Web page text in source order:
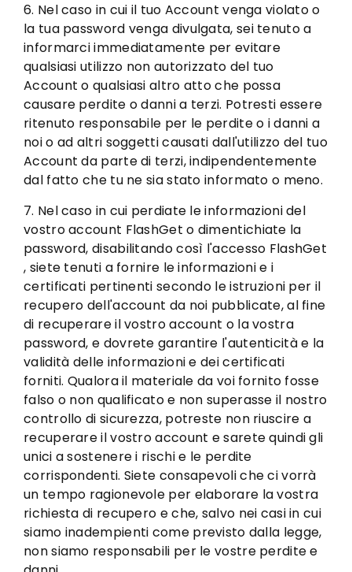
6. Nel caso in cui il tuo Account venga violato o
la tua password venga divulgata, sei tenuto a
informarci immediatamente per evitare
qualsiasi utilizzo non autorizzato del tuo
Account o qualsiasi altro atto che possa
causare perdite o danni a terzi. Potresti essere
ritenuto responsabile per le perdite o i danni a
noi o ad altri soggetti causati dall'utilizzo del tuo
Account da parte di terzi, indipendentemente
dal fatto che tu ne sia stato informato o meno.
7. Nel caso in cui perdiate le informazioni del
vostro account FlashGet o dimentichiate la
password, disabilitando così l'accesso FlashGet
, siete tenuti a fornire le informazioni e i
certificati pertinenti secondo le istruzioni per il
recupero dell'account da noi pubblicate, al fine
di recuperare il vostro account o la vostra
password, e dovrete garantire l'autenticità e la
validità delle informazioni e dei certificati
forniti. Qualora il materiale da voi fornito fosse
falso o non qualificato e non superasse il nostro
controllo di sicurezza, potreste non riuscire a
recuperare il vostro account e sarete quindi gli
unici a sostenere i rischi e le perdite
corrispondenti. Siete consapevoli che ci vorrà
un tempo ragionevole per elaborare la vostra
richiesta di recupero e che, salvo nei casi in cui
siamo inadempienti come previsto dalla legge,
non siamo responsabili per le vostre perdite e